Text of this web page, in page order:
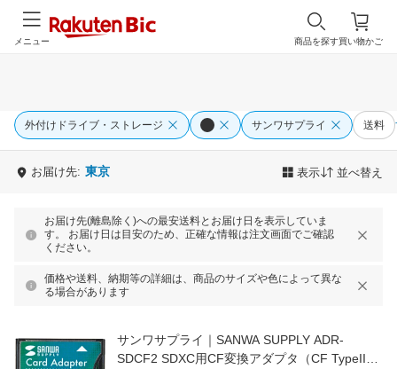
買い物かご
商品を探す
メニュー
外付けドライブ・ストレージ サンワサプライ 送料
お届け先: 東京 表示 並べ替え
お届け先(離島除く)への最安送料とお届け日を表示していま
す。 お届け日は目安のため、正確な情報は注文画面でご確認
ください。
価格や送料、納期等の詳細は、商品のサイズや色によって異な
る場合があります
サンワサプライ｜SANWA SUPPLY ADR-
SDCF2 SDXC用CF変換アダプタ（CF TypeIIス